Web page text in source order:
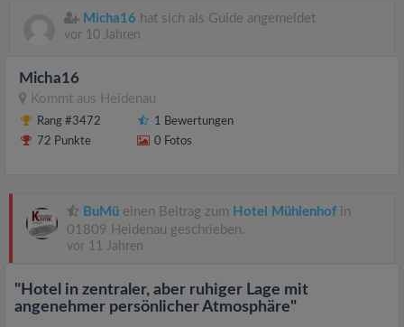
Micha16 hat sich als Guide angemeldet
vor 10 Jahren
Micha16
Kommt aus Heidenau
Rang #3472
72 Punkte
1 Bewertungen
0 Fotos
BuMü einen Beitrag zum Hotel Mühlenhof in
01809 Heidenau geschrieben.
vor 11 Jahren
"Hotel in zentraler, aber ruhiger Lage mit
angenehmer persönlicher Atmosphäre"